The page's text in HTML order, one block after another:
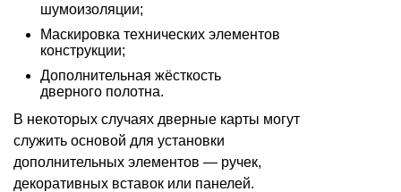
шумоизоляции;
Маскировка технических элементов
конструкции;
Дополнительная жёсткость
дверного полотна.
В некоторых случаях дверные карты могут
служить основой для установки
дополнительных элементов — ручек,
декоративных вставок или панелей.